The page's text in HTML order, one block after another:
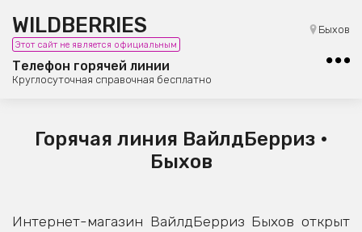
WILDBERRIES
Этот сайт не является официальным
Телефон горячей линии
Круглосуточная справочная бесплатно
Быхов
8 (800) 101-42-23
Бесплатная юридическая консультация
Горячая линия ВайлдБерриз •
Быхов
Интернет-магазин ВайлдБерриз Быхов открыт